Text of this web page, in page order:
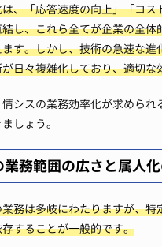
、「応答速度の向上」「コス
し、これら全てが企業の全体
す。しかし、技術の急速な進
日々複雑化しており、適切な
シスの業務効率化が求められ
しょう。
業務範囲の広さと属人
務は多岐にわたりますが、特
することが一般的です。